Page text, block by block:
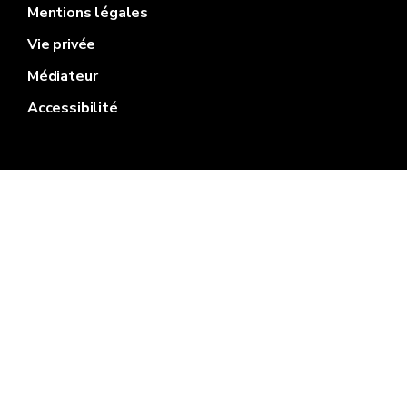
Mentions légales
Vie privée
Médiateur
Accessibilité